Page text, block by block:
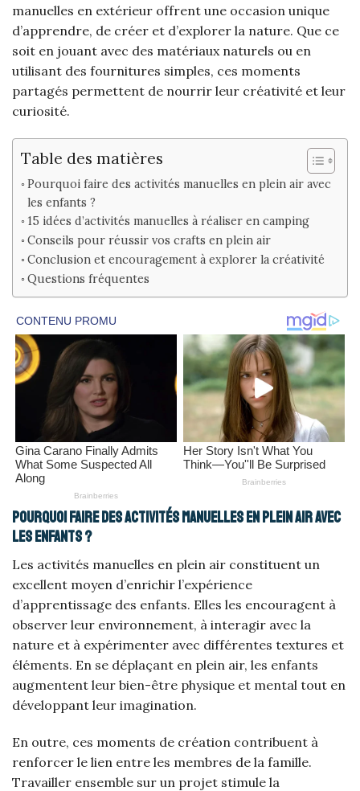
manuelles en extérieur offrent une occasion unique
d’apprendre, de créer et d’explorer la nature. Que ce
soit en jouant avec des matériaux naturels ou en
utilisant des fournitures simples, ces moments
partagés permettent de nourrir leur créativité et leur
curiosité.
Table des matières
Pourquoi faire des activités manuelles en plein air avec
les enfants ?
15 idées d’activités manuelles à réaliser en camping
Conseils pour réussir vos crafts en plein air
Conclusion et encouragement à explorer la créativité
Questions fréquentes
Pourquoi faire des activités manuelles en plein air avec
les enfants ?
Les activités manuelles en plein air constituent un
excellent moyen d’enrichir l’expérience
d’apprentissage des enfants. Elles les encouragent à
observer leur environnement, à interagir avec la
nature et à expérimenter avec différentes textures et
éléments. En se déplaçant en plein air, les enfants
augmentent leur bien-être physique et mental tout en
développant leur imagination.
En outre, ces moments de création contribuent à
renforcer le lien entre les membres de la famille.
Travailler ensemble sur un projet stimule la